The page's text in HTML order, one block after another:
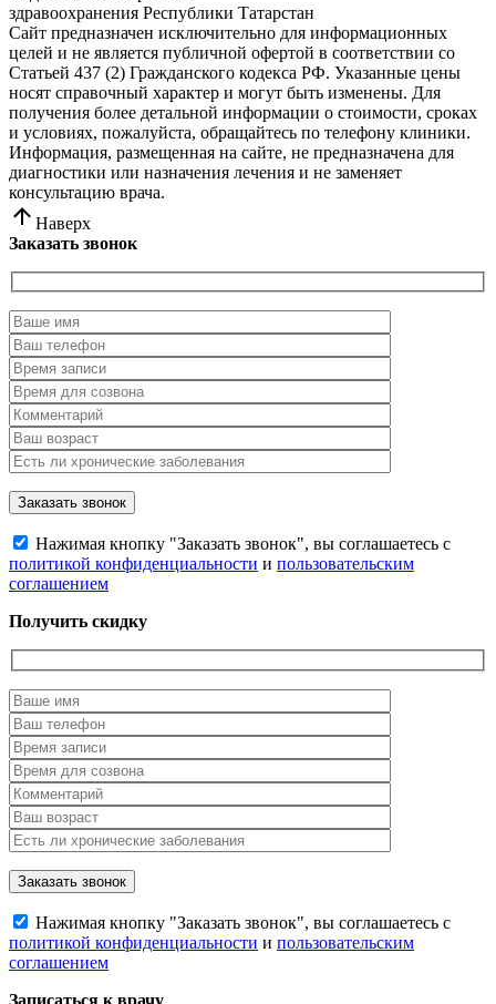
здравоохранения Республики Татарстан
Сайт предназначен исключительно для информационных
целей и не является публичной офертой в соответствии со
Статьей 437 (2) Гражданского кодекса РФ. Указанные цены
носят справочный характер и могут быть изменены. Для
получения более детальной информации о стоимости, сроках
и условиях, пожалуйста, обращайтесь по телефону клиники.
Информация, размещенная на сайте, не предназначена для
диагностики или назначения лечения и не заменяет
консультацию врача.
Наверх
Заказать звонок
Нажимая кнопку "Заказать звонок", вы соглашаетесь с
политикой конфиденциальности и пользовательским
соглашением
Получить скидку
Нажимая кнопку "Заказать звонок", вы соглашаетесь с
политикой конфиденциальности и пользовательским
соглашением
Записаться к врачу